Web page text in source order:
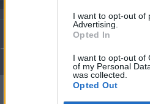
I want to opt-out of
Advertising.
Opted In
I want to opt-out of
of my Personal
was collected.
Opted Out
ΤΕΛΕΥΤΑΙΑ ΝΕΑ